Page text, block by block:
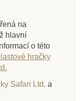
na
hlavní
o této
hračky
Safari Ltd. a